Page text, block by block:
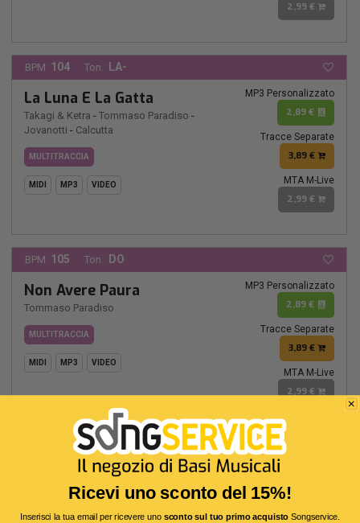
2,99 €
BPM: 104 Ton.: LA-
La Luna E La Gatta
Takagi & Ketra - Tommaso Paradiso -
Jovanotti - Calcutta
MULTITRACCIA
MIDI MP3 VIDEO
MP3 Personalizzato
2,89 €
Tracce Separate
3,89 €
MTA M-Live
2,99 €
BPM: 105 Ton.: DO
Non Avere Paura
Tommaso Paradiso
MULTITRACCIA
MIDI MP3 VIDEO
MP3 Personalizzato
2,89 €
Tracce Separate
3,89 €
MTA M-Live
2,99 €
Ton.:RE
I Nostri Anni
Tommaso Paradiso 2,89 €
Ricevi uno sconto del 15%!
Inserisci la tua email per ricevere uno sconto sul tuo primo acquistoSongservice.